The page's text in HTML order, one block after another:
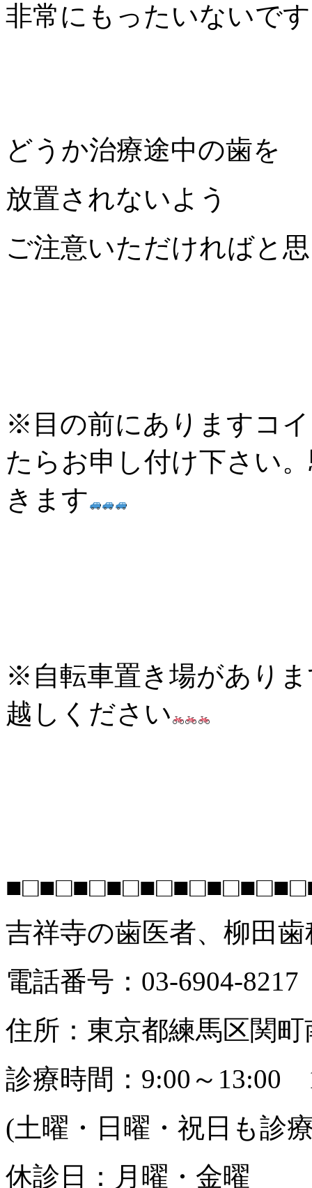
非常にもったいないです
どうか治療途中の歯を
放置されないよう
ご注意いただければと
※目の前にありますコ
たらお申し付け下さい
きます
※自転車置き場があり
越しください
吉祥寺の歯医者、柳田
電話番号：03-6904-8217
住所：東京都練馬区関町
診療時間：9:00～13:00
(土曜・日曜・祝日も診
休診日：月曜・金曜